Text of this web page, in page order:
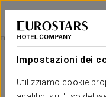
Impostazioni dei
Utilizziamo cookie
Crisol Riosol
LEÓN
León